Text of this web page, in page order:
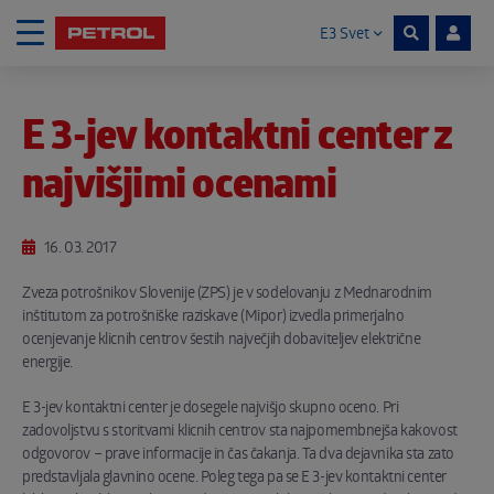
Skoči na vsebino E3 Svet
E 3-jev kontaktni center z
najvišjimi ocenami
16. 03. 2017
Zveza potrošnikov Slovenije (ZPS) je v sodelovanju z Mednarodnim
inštitutom za potrošniške raziskave (Mipor) izvedla primerjalno
ocenjevanje klicnih centrov šestih največjih dobaviteljev električne
energije.
E 3-jev kontaktni center je dosegele najvišjo skupno oceno. Pri
zadovoljstvu s storitvami klicnih centrov sta najpomembnejša kakovost
odgovorov – prave informacije in čas čakanja. Ta dva dejavnika sta zato
predstavljala glavnino ocene. Poleg tega pa se E 3-jev kontaktni center
Noga strani